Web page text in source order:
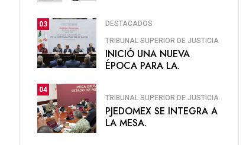
03 DESTACADOS
TRIBUNAL SUPERIOR DE JUSTICIA
INICIÓ UNA NUEVA
ÉPOCA PARA LA.
04
TRIBUNAL SUPERIOR DE JUSTICIA
PJEDOMEX SE INTEGRA A
LA MESA.